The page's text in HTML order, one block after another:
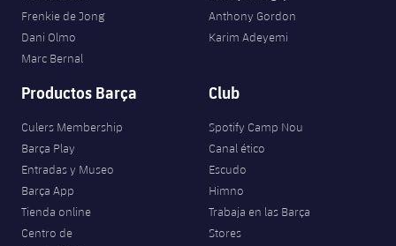
Frenkie de Jong
Dani Olmo
Marc Bernal
Anthony Gordon
Karim Adeyemi
Productos Barça
Culers Membership
Barça Play
Entradas y Museo
Barça App
Tienda online
Centro de
Club
Spotify Camp Nou
Canal ético
Escudo
Himno
Trabaja en las Barça
Stores